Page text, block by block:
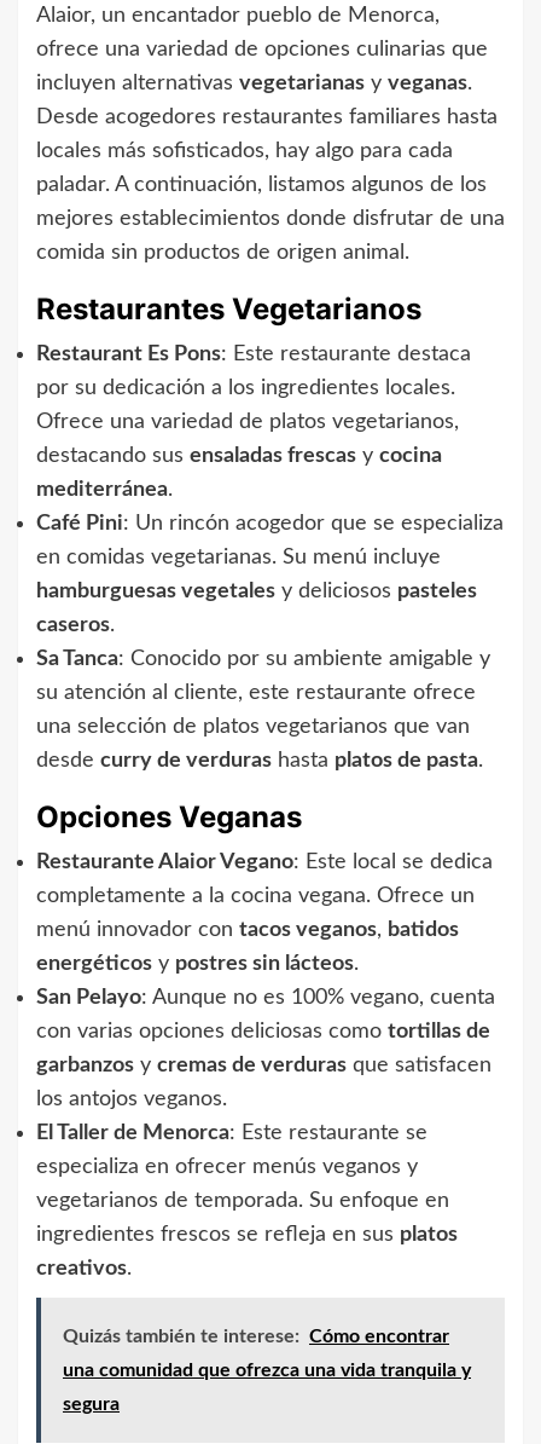
Alaior, un encantador pueblo de Menorca,
ofrece una variedad de opciones culinarias que
incluyen alternativas vegetarianas y veganas.
Desde acogedores restaurantes familiares hasta
locales más sofisticados, hay algo para cada
paladar. A continuación, listamos algunos de los
mejores establecimientos donde disfrutar de una
comida sin productos de origen animal.
Restaurantes Vegetarianos
Restaurant Es Pons: Este restaurante destaca
por su dedicación a los ingredientes locales.
Ofrece una variedad de platos vegetarianos,
destacando sus ensaladas frescas y cocina
mediterránea.
Café Pini: Un rincón acogedor que se especializa
en comidas vegetarianas. Su menú incluye
hamburguesas vegetales y deliciosos pasteles
caseros.
Sa Tanca: Conocido por su ambiente amigable y
su atención al cliente, este restaurante ofrece
una selección de platos vegetarianos que van
desde curry de verduras hasta platos de pasta.
Opciones Veganas
Restaurante Alaior Vegano: Este local se dedica
completamente a la cocina vegana. Ofrece un
menú innovador con tacos veganos, batidos
energéticos y postres sin lácteos.
San Pelayo: Aunque no es 100% vegano, cuenta
con varias opciones deliciosas como tortillas de
garbanzos y cremas de verduras que satisfacen
los antojos veganos.
El Taller de Menorca: Este restaurante se
especializa en ofrecer menús veganos y
vegetarianos de temporada. Su enfoque en
ingredientes frescos se refleja en sus platos
creativos.
Quizás también te interese: Cómo encontrar
una comunidad que ofrezca una vida tranquila y
segura